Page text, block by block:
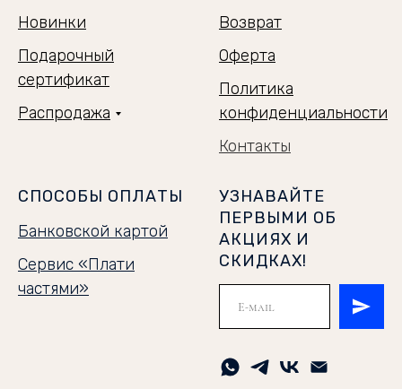
Новинки
Подарочный
сертификат
Распродажа
Возврат
Оферта
Политика
конфиденциальности
Контакты
СПОСОБЫ ОПЛАТЫ
Банковской картой
Сервис «Плати
частями»
УЗНАВАЙТЕ
ПЕРВЫМИ ОБ
АКЦИЯХ И
СКИДКАХ!